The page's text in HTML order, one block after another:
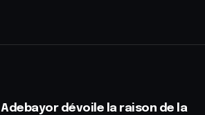
Adebayor dévoile la raison de la